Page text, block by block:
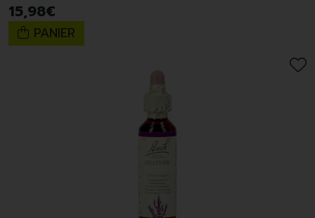
15,98€
PANIER